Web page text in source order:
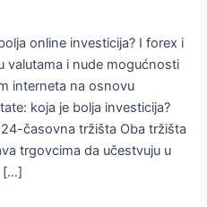
online investicija? I forex i
valutama i nude mogućnosti
interneta na osnovu
koja je bolja investicija?
časovna tržišta Oba tržišta
trgovcima da učestvuju u
[…]